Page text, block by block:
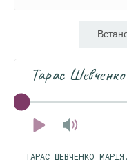
Тарас
ТАРАС ШЕВЧЕНКО